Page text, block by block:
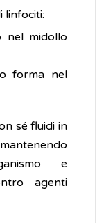
linfociti:
nel midollo
forma nel
sé fluidi in
e
agenti